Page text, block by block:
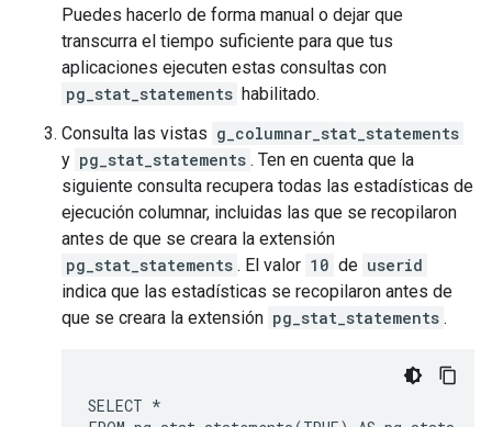
Puedes hacerlo de forma manual o dejar que
transcurra el tiempo suficiente para que tus
aplicaciones ejecuten estas consultas con
pg_stat_statements habilitado.
Consulta las vistas g_columnar_stat_statements
y pg_stat_statements . Ten en cuenta que la
siguiente consulta recupera todas las estadísticas de
ejecución columnar, incluidas las que se recopilaron
antes de que se creara la extensión
pg_stat_statements . El valor 10 de userid
indica que las estadísticas se recopilaron antes de
que se creara la extensión pg_stat_statements .
SELECT *